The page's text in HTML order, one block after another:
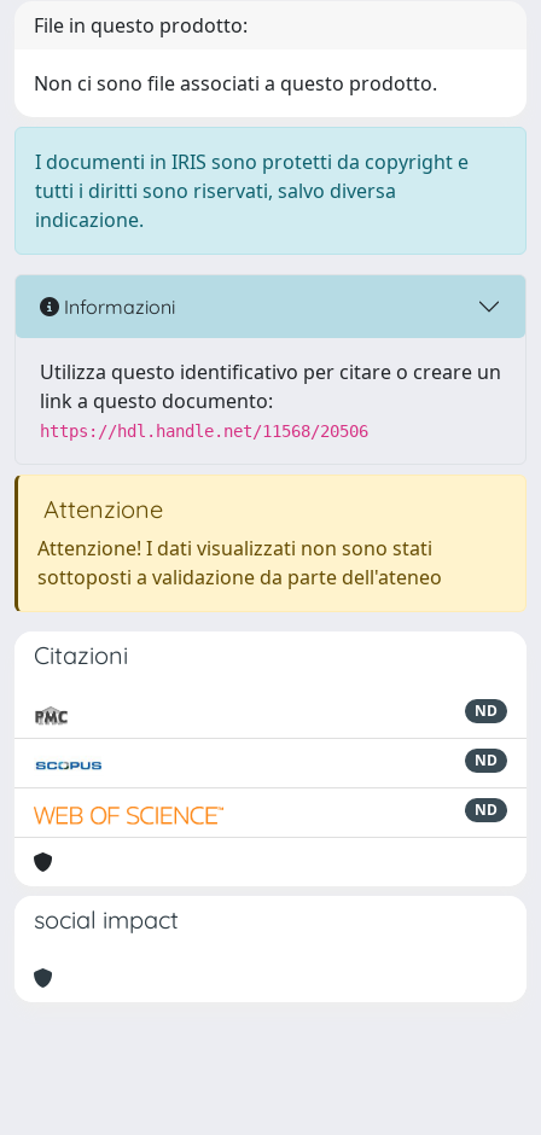
File in questo prodotto:
Non ci sono file associati a questo prodotto.
I documenti in IRIS sono protetti da copyright e
tutti i diritti sono riservati, salvo diversa
indicazione.
Informazioni
Utilizza questo identificativo per citare o creare un
link a questo documento:
https://hdl.handle.net/11568/20506
Attenzione
Attenzione! I dati visualizzati non sono stati
sottoposti a validazione da parte dell'ateneo
Citazioni
ND
ND
ND
social impact